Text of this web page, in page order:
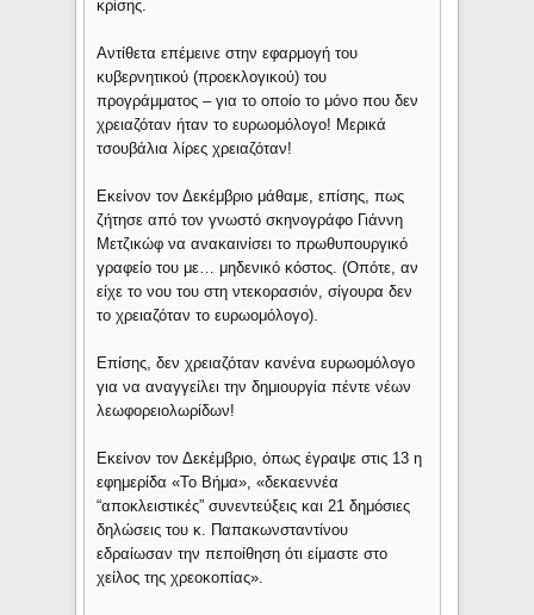
κρίσης.
Αντίθετα επέμεινε στην εφαρμογή του
κυβερνητικού (προεκλογικού) του
προγράμματος – για το οποίο το μόνο που δεν
χρειαζόταν ήταν το ευρωομόλογο! Μερικά
τσουβάλια λίρες χρειαζόταν!
Εκείνον τον Δεκέμβριο μάθαμε, επίσης, πως
ζήτησε από τον γνωστό σκηνογράφο Γιάννη
Μετζικώφ να ανακαινίσει το πρωθυπουργικό
γραφείο του με… μηδενικό κόστος. (Οπότε, αν
είχε το νου του στη ντεκορασιόν, σίγουρα δεν
το χρειαζόταν το ευρωομόλογο).
Επίσης, δεν χρειαζόταν κανένα ευρωομόλογο
για να αναγγείλει την δημιουργία πέντε νέων
λεωφορειολωρίδων!
Εκείνον τον Δεκέμβριο, όπως έγραψε στις 13 η
εφημερίδα «Το Βήμα», «δεκαεννέα
“αποκλειστικές” συνεντεύξεις και 21 δημόσιες
δηλώσεις του κ. Παπακωνσταντίνου
εδραίωσαν την πεποίθηση ότι είμαστε στο
χείλος της χρεοκοπίας».